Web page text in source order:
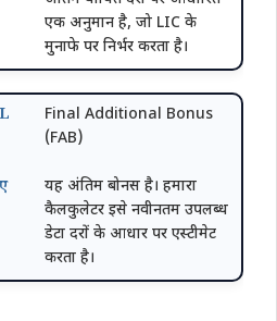
एक अनुमान है, जो LIC के
मुनाफे पर निर्भर करता है।
Final Additional Bonus
(FAB)
यह अंतिम बोनस है। हमारा
कैलकुलेटर इसे नवीनतम उपलब्ध
डेटा दरों के आधार पर एस्टीमेट
करता है।